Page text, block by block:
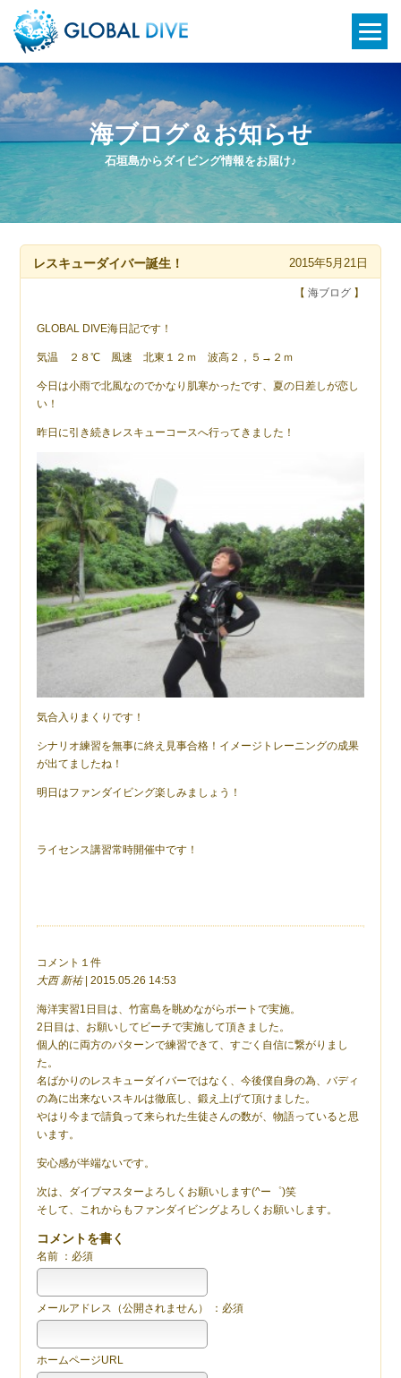
石垣島からダイビング情報をお届け♪
海ブログ＆お知らせ
レスキューダイバー誕生！ 2015年5月21日
【 海ブログ】
GLOBAL DIVE海日記です！
気温 ２８℃ 風速 北東１２ｍ 波高２，５→２ｍ
今日は小雨で北風なのでかなり肌寒かったです、夏の日差しが恋し
い！
昨日に引き続きレスキューコースへ行ってきました！
気合入りまくりです！
シナリオ練習を無事に終え見事合格！イメージトレーニングの成果
が出てましたね！
明日はファンダイビング楽しみましょう！
ライセンス講習常時開催中です！
コメント１件
大西 新祐| 2015.05.26 14:53
海洋実習1日目は、竹富島を眺めながらボートで実施。
2日目は、お願いしてビーチで実施して頂きました。
個人的に両方のパターンで練習できて、すごく自信に繋がりまし
た。
名ばかりのレスキューダイバーではなく、今後僕自身の為、バディ
の為に出来ないスキルは徹底し、鍛え上げて頂けました。
やはり今まで請負って来られた生徒さんの数が、物語っていると思
います。
安心感が半端ないです。
次は、ダイブマスターよろしくお願いします(^ー゜)笑
そして、これからもファンダイビングよろしくお願いします。
コメントを書く
名前 ：必須
メールアドレス（公開されません） ：必須
ホームページURL